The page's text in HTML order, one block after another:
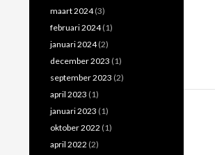
maart 2024(3)
februari 2024(1)
januari 2024(2)
december 2023 (1)
september 2023 (2)
april 2023 (1)
januari 2023 (1)
oktober 2022 (1)
april 2022 (2)